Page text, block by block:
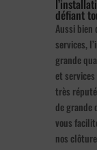
défiant
Aussi bien
services,
grande
et
très
de grande
vous
nos